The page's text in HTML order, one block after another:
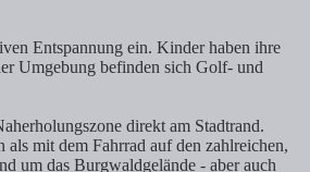
Entspannung ein. Kinder haben ihre
Umgebung befinden sich Golf- und
direkt am Stadtrand.
mit dem Fahrrad auf den zahlreichen,
um das Burgwaldgelände - aber auch